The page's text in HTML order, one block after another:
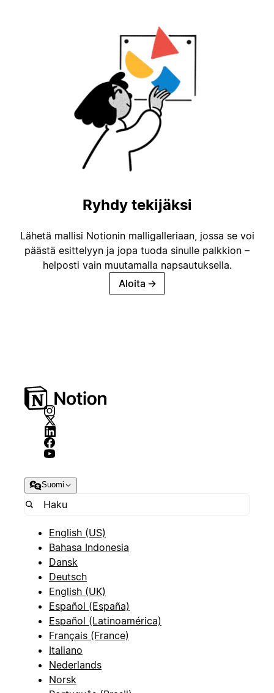
Ryhdy tekijäksi
Lähetä mallisi Notionin malligalleriaan, jossa se voi
päästä esittelyyn ja jopa tuoda sinulle palkkion –
helposti vain muutamalla napsautuksella.
Aloita →
Suomi
English (US)
Bahasa Indonesia
Dansk
Deutsch
English (UK)
Español (España)
Español (Latinoamérica)
Français (France)
Italiano
Nederlands
Norsk